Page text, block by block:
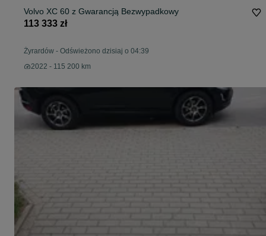
Volvo XC 60 z Gwarancją Bezwypadkowy
113 333 zł
Żyrardów - Odświeżono dzisiaj o 04:39
2022 - 115 200 km